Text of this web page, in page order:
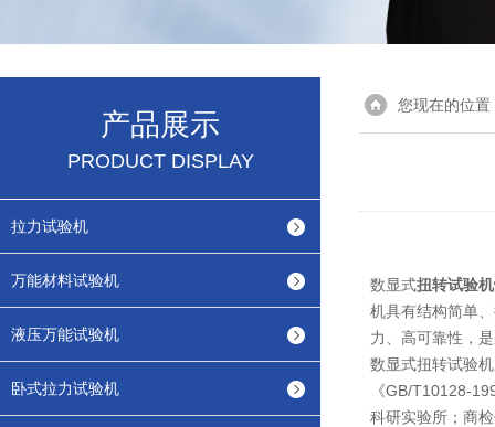
产品展示
PRODUCT DISPLAY
拉力试验机
万能材料试验机
液压万能试验机
卧式拉力试验机
您现在的位置
数显式扭转试验机
机具有结构简单
力、高可靠性，
数显式扭转试验
《GB/T10128-
科研实验所；商